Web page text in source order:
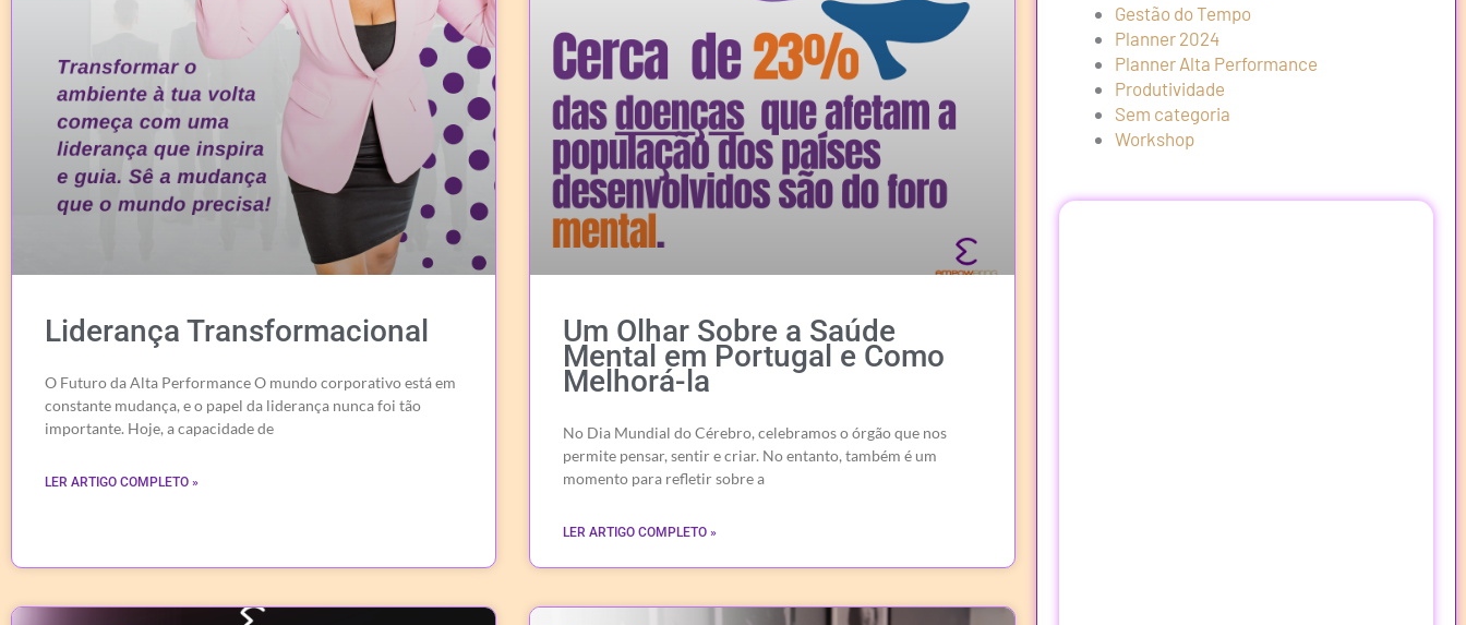
Liderança Transformacional
O Futuro da Alta Performance O mundo corporativo está em
constante mudança, e o papel da liderança nunca foi tão
importante. Hoje, a capacidade de
LER ARTIGO COMPLETO »
Um Olhar Sobre a Saúde
Mental em Portugal e Como
Melhorá-la
No Dia Mundial do Cérebro, celebramos o órgão que nos
permite pensar, sentir e criar. No entanto, também é um
momento para refletir sobre a
LER ARTIGO COMPLETO »
Gestão do Tempo
Planner 2024
Planner Alta Performance
Produtividade
Sem categoria
Workshop